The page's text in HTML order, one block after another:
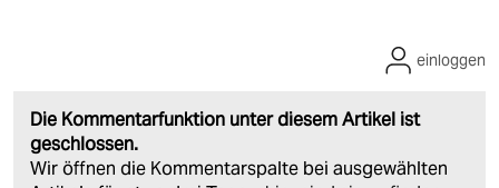
Die Kommentarfunktion unter diesem Artikel ist
geschlossen.
Wir öffnen die Kommentarspalte bei ausgewählten
einloggen